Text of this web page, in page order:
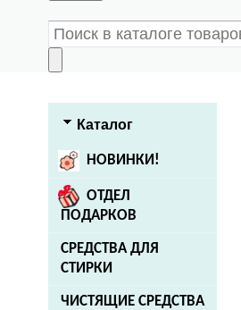
Каталог
НОВИНКИ!
ОТДЕЛ
ПОДАРКОВ
СРЕДСТВА ДЛЯ
СТИРКИ
ЧИСТЯЩИЕ СРЕДСТВА